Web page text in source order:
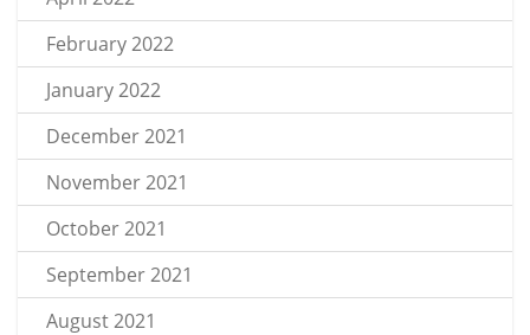
February 2022
January 2022
December 2021
November 2021
October 2021
September 2021
August 2021